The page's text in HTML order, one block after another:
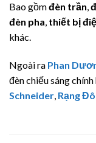
Bao gồmđèn trần,
đèn pha, thiết bị
khác.
Ngoài ra Phan
đèn chiếu sáng chính
Schneider, Rạng